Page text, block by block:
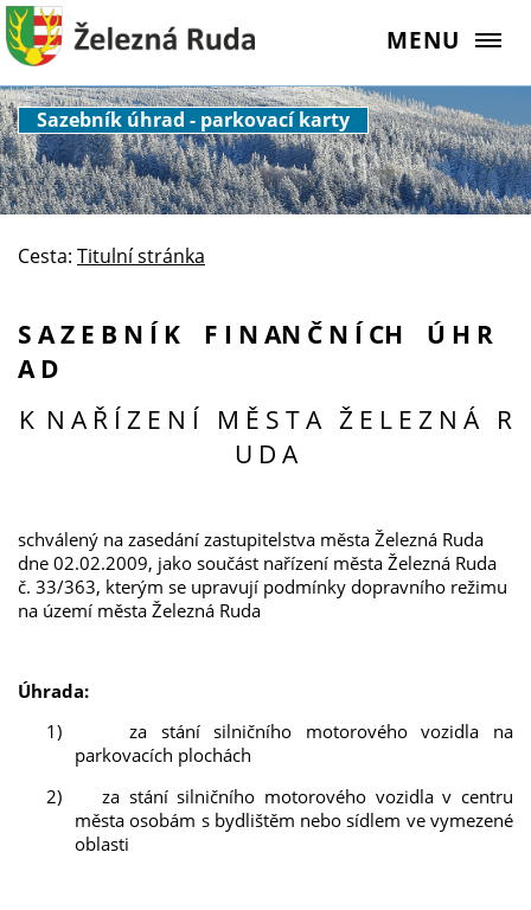
MENU
Sazebník úhrad - parkovací karty
Cesta: Titulní stránka
S A Z E B N Í K F I N AN Č N Í CH Ú H R
A D
K N A Ř Í Z E N Í M Ě S T A Ž E L E Z N Á R
U D A
schválený na zasedání zastupitelstva města Železná Ruda
dne 02.02.2009, jako součást nařízení města Železná Ruda
č. 33/363, kterým se upravují podmínky dopravního režimu
na území města Železná Ruda
Úhrada:
1)
za stání silničního motorového vozidla na
parkovacích plochách
2)
za stání silničního motorového vozidla v centru
města osobám s bydlištěm nebo sídlem ve vymezené
oblasti